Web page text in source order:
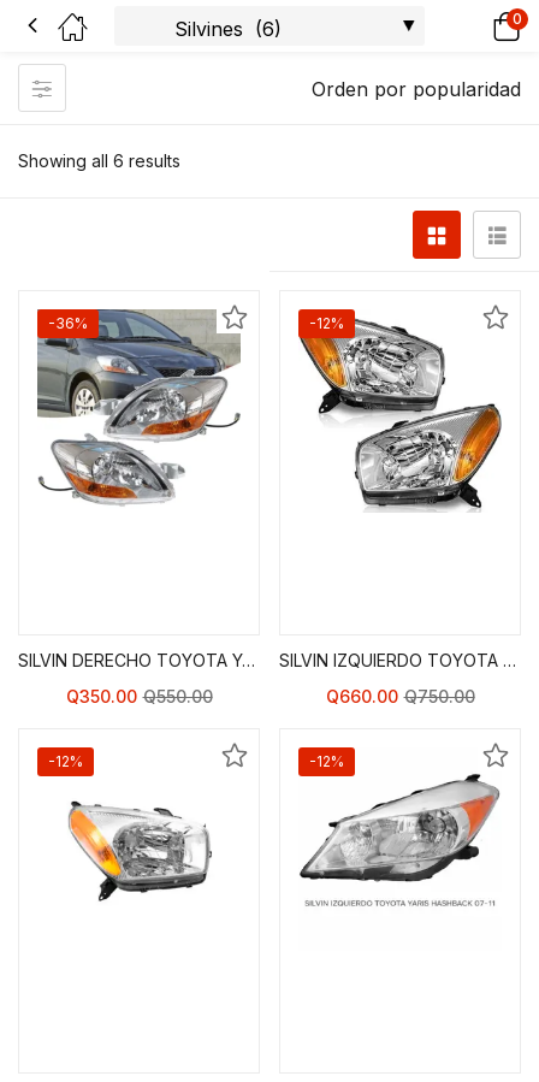
0
Showing all 6 results
Orden por popularidad
-36%
SILVIN DERECHO TOYOTA YARIS SEDÁN 07-12
Q350.00 Q550.00
-12%
SILVIN IZQUIERDO TOYOTA RAV 4 01-03
Q660.00 Q750.00
-12% -12%